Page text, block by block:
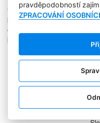
Copyright © 2004-2020
podmínek. ISSN 1803-957X
Jakékoliv publikování,
písemného souhlasu Focus
pravděpodobností
ZPRACOVÁNÍ